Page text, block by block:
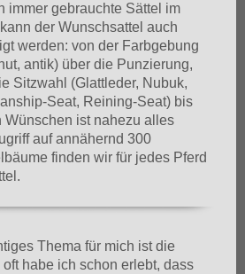
immer gebrauchte Sättel im
der Wunschsattel auch
werden: von der Farbgebung
antik) über die Punzierung,
Sitzwahl (Glattleder, Nubuk,
Seat, Reining-Seat) bis
Wünschen ist nahezu alles
auf annähernd 300
finden wir für jedes Pferd
Thema für mich ist die
habe ich schon erlebt, dass